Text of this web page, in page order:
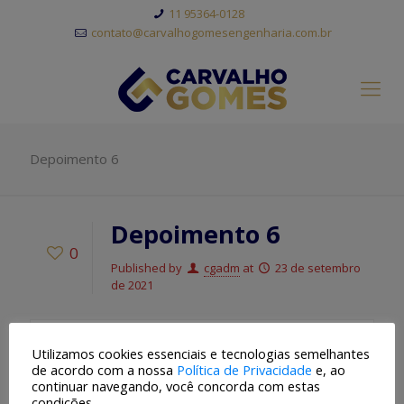
11 95364-0128
contato@carvalhogomesengenharia.com.br
Depoimento 6
0
Depoimento 6
Published by cgadm at
23 de setembro
de 2021
Estacionamento de fácil acesso com ótimo preço e com
Utilizamos cookies essenciais e tecnologias semelhantes
de acordo com a nossa Política de Privacidade e, ao
continuar navegando, você concorda com estas